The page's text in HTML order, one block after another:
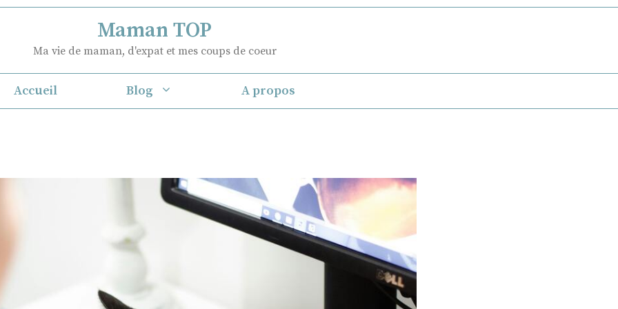
Maman TOP
Ma vie de maman, d'expat et mes coups de coeur
Accueil Blog A propos